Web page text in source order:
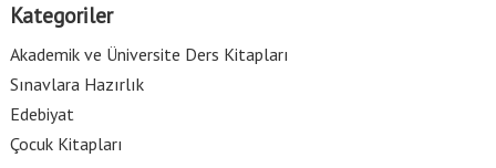
Kategoriler
Akademik ve Üniversite Ders Kitapları
Sınavlara Hazırlık
Edebiyat
Çocuk Kitapları